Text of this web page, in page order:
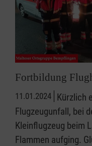
Fortbildung
11.01.2024 Kürzlich
Flugzeugunfall, bei
Kleinflugzeug beim
Flammen aufging.